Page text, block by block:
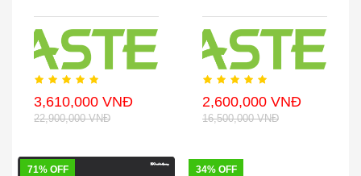
3,610,000 VNĐ
22,900,000 VNĐ
2,600,000 VNĐ
16,500,000 VNĐ
71% OFF 34% OFF